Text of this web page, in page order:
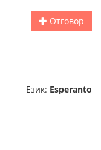
Отговор
Език: Esperanto